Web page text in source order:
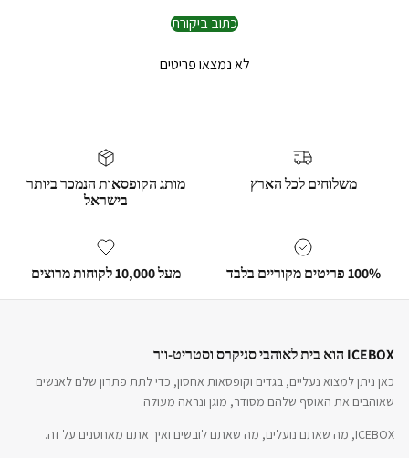
כתוב ביקורת
לא נמצאו פריטים
משלוחים לכל הארץ
מותג הקופסאות הנמכר ביותר
בישראל
100% פריטים מקוריים בלבד מעל 10,000 לקוחות מרוצים
ICEBOX הוא בית לאוהבי סניקרס וסטריט-וור
כאן ניתן למצוא נעליים, בגדים וקופסאות אחסון, כדי לתת פתרון שלם לאנשים
שאוהבים את האוסף שלהם מסודר, מוגן ונראה מעולה.
ICEBOX, מה שאתם נועלים, מה שאתם לובשים ואיך אתם מאחסנים על זה.